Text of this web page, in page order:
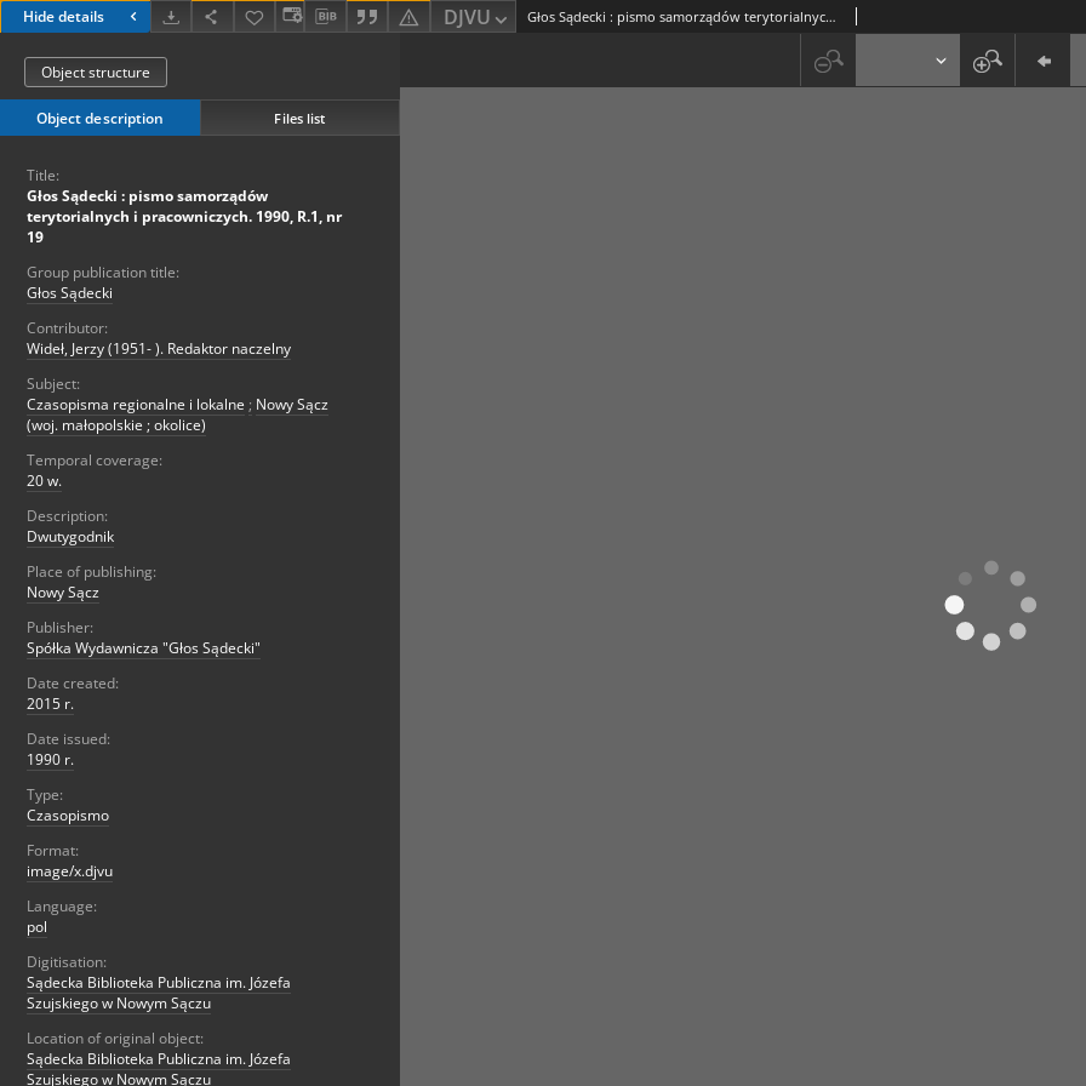
Hide details DJVU Głos Sądecki : pismo samorządów terytorialnych i pracowniczych. 1990, R.1, nr 19
Object structure
Object description Files list
Title:
Głos Sądecki : pismo samorządów
terytorialnych i pracowniczych. 1990, R.1, nr
19
Group publication title:
Głos Sądecki
Contributor:
Wideł, Jerzy (1951- ). Redaktor naczelny
Subject:
Czasopisma regionalne i lokalne ; Nowy Sącz
(woj. małopolskie ; okolice)
Temporal coverage:
20 w.
Description:
Dwutygodnik
Place of publishing:
Nowy Sącz
Publisher:
Spółka Wydawnicza "Głos Sądecki"
Date created:
2015 r.
Date issued:
1990 r.
Type:
Czasopismo
Format:
image/x.djvu
Language:
pol
Digitisation:
Sądecka Biblioteka Publiczna im. Józefa
Szujskiego w Nowym Sączu
Location of original object:
Sądecka Biblioteka Publiczna im. Józefa
Szujskiego w Nowym Sączu